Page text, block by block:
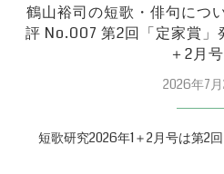
鶴山裕司の短歌・俳句につ
評 No.007 第2回「定家賞」
＋2月号
2026年7月
短歌研究2026年1＋2月号は第2